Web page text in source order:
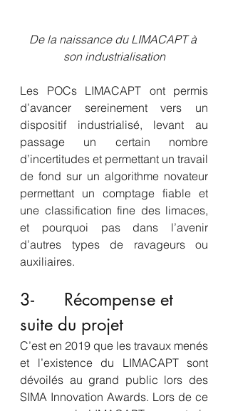
De la naissance du LIMACAPT à
son industrialisation
Les POCs LIMACAPT ont permis
d’avancer sereinement vers un
dispositif industrialisé, levant au
passage un certain nombre
d’incertitudes et permettant un travail
de fond sur un algorithme novateur
permettant un comptage fiable et
une classification fine des limaces,
et pourquoi pas dans l’avenir
d’autres types de ravageurs ou
auxiliaires.
3-      Récompense et
suite du projet
C’est en 2019 que les travaux menés
et l’existence du LIMACAPT sont
dévoilés au grand public lors des
SIMA Innovation Awards. Lors de ce